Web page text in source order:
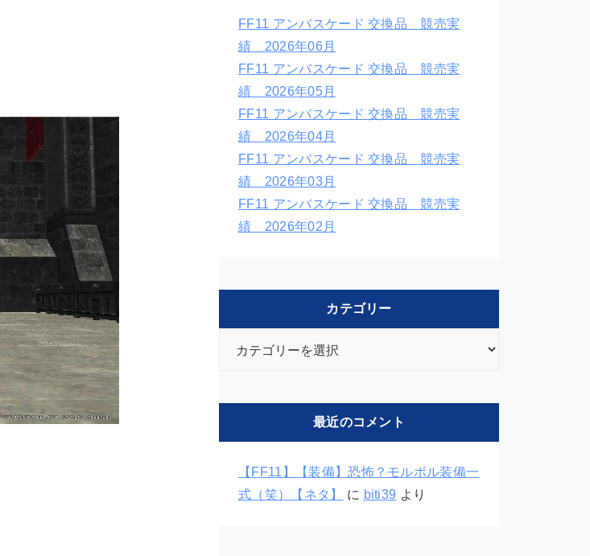
FF11 アンバスケード 交換品 競売実
績 2026年06月
FF11 アンバスケード 交換品 競売実
績 2026年05月
FF11 アンバスケード 交換品 競売実
績 2026年04月
FF11 アンバスケード 交換品 競売実
績 2026年03月
FF11 アンバスケード 交換品 競売実
績 2026年02月
カテゴリー
リ
最近のコメント
【FF11】【装備】恐怖？モルボル装備一
式（笑）【ネタ】
に biti39 より